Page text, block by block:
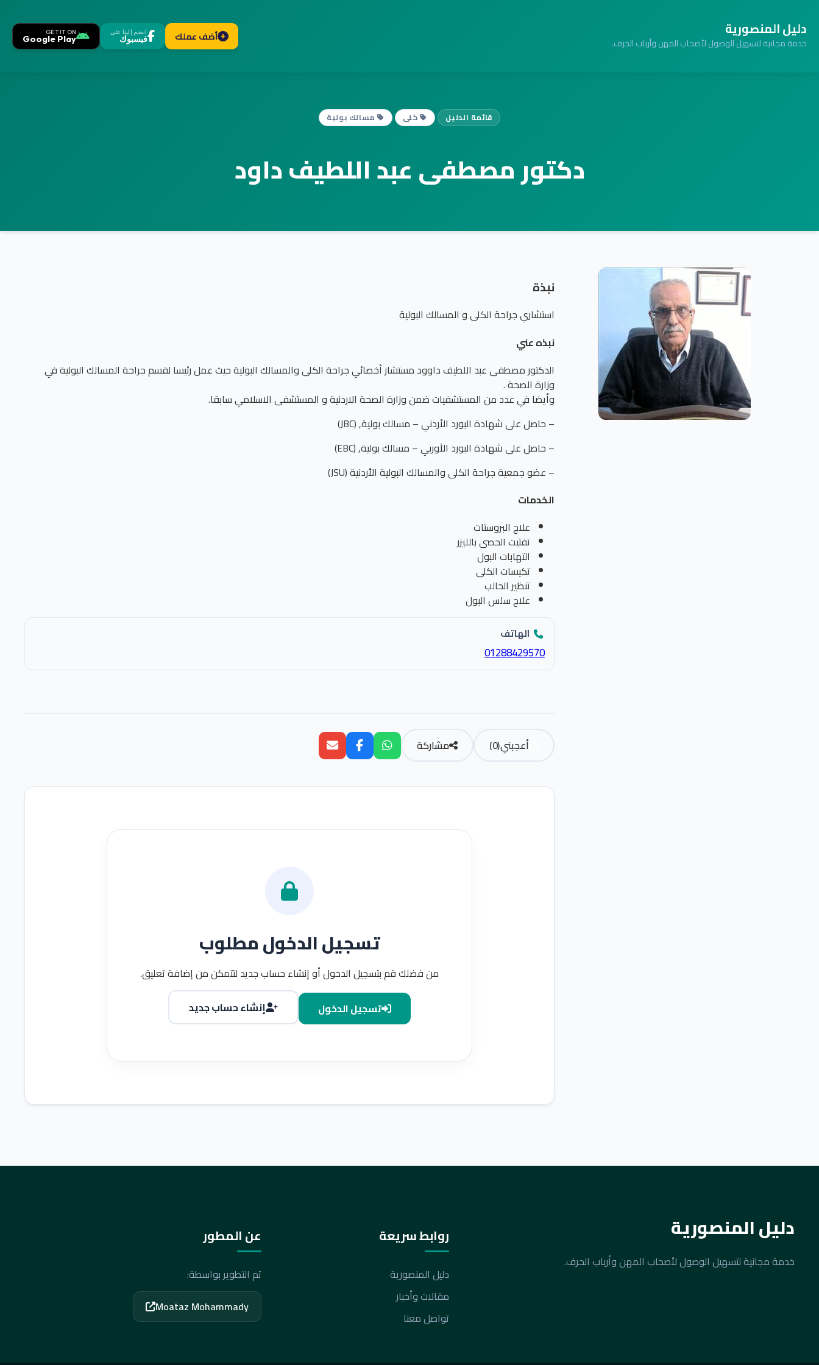
دليل المنصورية
خدمة مجانية لتسهيل الوصول لأصحاب المهن وأرباب الحرف. أضف عملك انضم إلينا على
فيسبوك
GET IT ON
Google Play
قائمة الدليل كلى مسالك بولية
دكتور مصطفى عبد اللطيف داود
نبذة
استشاري جراحة الكلى و المسالك البولية
نبذه عني
الدكتور مصطفى عبد اللطيف داوود مستشار أخصائي جراحة الكلى والمسالك البولية حيث عمل رئيسا لقسم جراحة المسالك البولية في
وزارة الصحة .
وأيضا في عدد من المستشفيات ضمن وزارة الصحة الاردنية و المستشفى الاسلامي سابقا.
– حاصل على شهادة البورد الأردني – مسالك بولية, (JBC)
– حاصل على شهادة البورد الأوربي – مسالك بولية, (EBC)
– عضو جمعية جراحة الكلى والمسالك البولية الأردنية (JSU)
الخدمات
علاج البروستات
تفتيت الحصى بالليزر
التهابات البول
تكيسات الكلى
تنظير الحالب
علاج سلس البول
الهاتف
01288429570
أعجبني(
0
) مشاركة
تسجيل الدخول مطلوب
من فضلك قم بتسجيل الدخول أو إنشاء حساب جديد لتتمكن من إضافة تعليق.
تسجيل الدخول
إنشاء حساب جديد
دليل المنصورية
خدمة مجانية لتسهيل الوصول لأصحاب المهن وأرباب الحرف.
روابط سريعة
دليل المنصورية
مقالات وأخبار
تواصل معنا
عن المطور
تم التطوير بواسطة:
Moataz Mohammady